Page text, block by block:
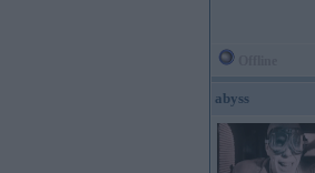
abyss